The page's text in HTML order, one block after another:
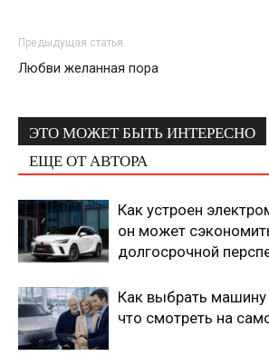
Предыдущая статья
Любви желанная пора
ЭТО МОЖЕТ БЫТЬ ИНТЕРЕСНО
ЕЩЕ ОТ АВТОРА
Как устроен
он может
долгосрочной
Как выбрать машину
что смотреть на